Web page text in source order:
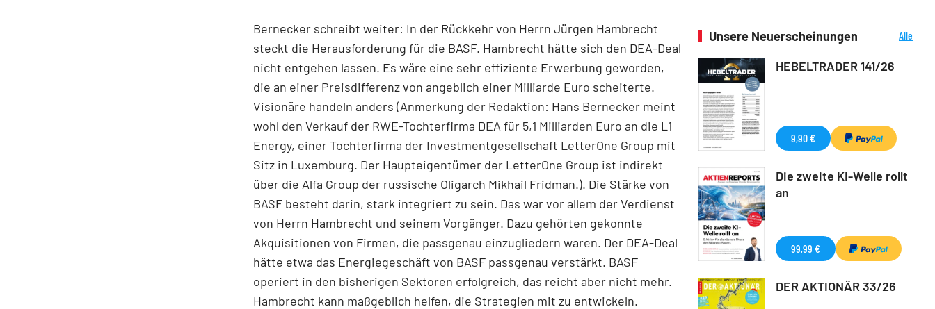
Bernecker schreibt weiter: In der Rückkehr von Herrn Jürgen Hambrecht
steckt die Herausforderung für die BASF. Hambrecht hätte sich den DEA-Deal
nicht entgehen lassen. Es wäre eine sehr effiziente Erwerbung geworden,
die an einer Preisdifferenz von angeblich einer Milliarde Euro scheiterte.
Visionäre handeln anders (Anmerkung der Redaktion: Hans Bernecker meint
wohl den Verkauf der RWE-Tochterfirma DEA für 5,1 Milliarden Euro an die L1
Energy, einer Tochterfirma der Investmentgesellschaft LetterOne Group mit
Sitz in Luxemburg. Der Haupteigentümer der LetterOne Group ist indirekt
über die Alfa Group der russische Oligarch Mikhail Fridman.). Die Stärke von
BASF besteht darin, stark integriert zu sein. Das war vor allem der Verdienst
von Herrn Hambrecht und seinem Vorgänger. Dazu gehörten gekonnte
Akquisitionen von Firmen, die passgenau einzugliedern waren. Der DEA-Deal
hätte etwa das Energiegeschäft von BASF passgenau verstärkt. BASF
operiert in den bisherigen Sektoren erfolgreich, das reicht aber nicht mehr.
Hambrecht kann maßgeblich helfen, die Strategien mit zu entwickeln.
Unsere Neuerscheinungen
Alle
HEBELTRADER 141/26
9,90 €
Die zweite KI-Welle rollt
an
99,99 €
DER AKTIONÄR 33/26